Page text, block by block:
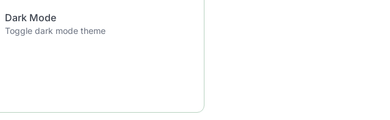
Dark Mode
Toggle dark mode theme